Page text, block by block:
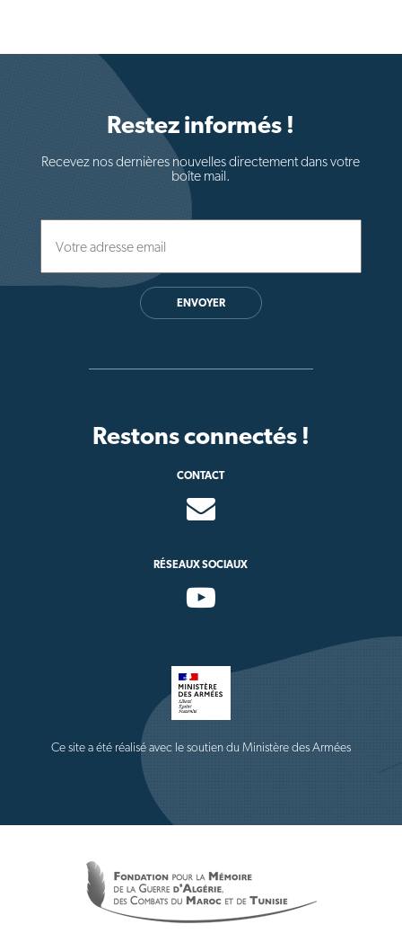
Restez informés !
Recevez nos dernières nouvelles directement dans votre
boîte mail.
ENVOYER
Restons connectés !
CONTACT
RÉSEAUX SOCIAUX
Ce site a été réalisé avec le soutien du Ministère des Armées